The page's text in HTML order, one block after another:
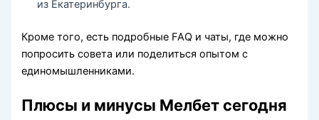
из Екатеринбурга.
Кроме того, есть подробные FAQ и чаты, где можно
попросить совета или поделиться опытом с
единомышленниками.
Плюсы и минусы Мелбет сегодня